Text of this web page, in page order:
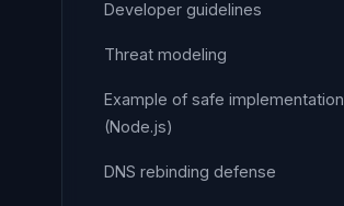
Developer guidelines
Threat modeling
Example of safe implementation
(Node.js)
DNS rebinding defense